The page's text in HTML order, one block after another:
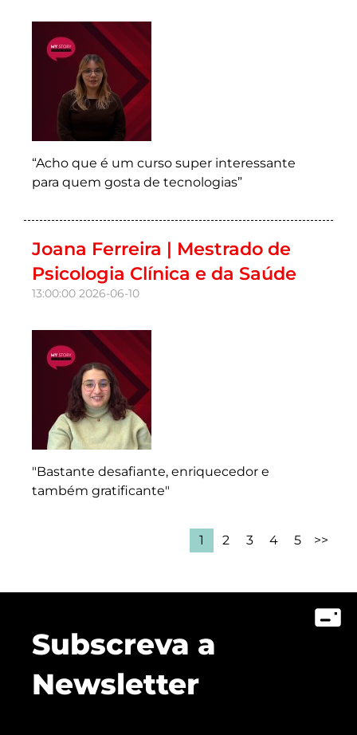
“Acho que é um curso super interessante
para quem gosta de tecnologias”
Joana Ferreira | Mestrado de
Psicologia Clínica e da Saúde
13:00:00 2026-06-10
"Bastante desafiante, enriquecedor e
também gratificante"
1 2 3 4 5 >>
Subscreva a
Newsletter